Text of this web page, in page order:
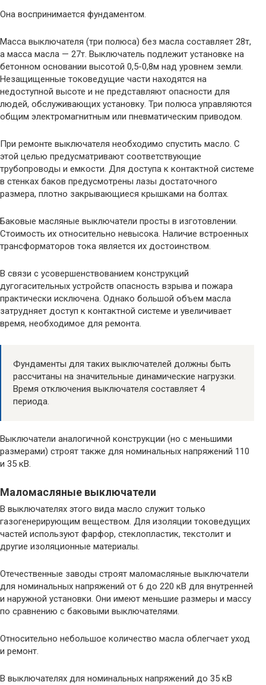
Она воспринимается фундаментом.
Масса выключателя (три полюса) без масла составляет 28т,
а масса масла — 27т. Выключатель подлежит установке на
бетонном основании высотой 0,5-0,8м над уровнем земли.
Незащищенные токоведущие части находятся на
недоступной высоте и не представляют опасности для
людей, обслуживающих установку. Три полюса управляются
общим электромагнитным или пневматическим приводом.
При ремонте выключателя необходимо спустить масло. С
этой целью предусматривают соответствующие
трубопроводы и емкости. Для доступа к контактной системе
в стенках баков предусмотрены лазы достаточного
размера, плотно закрывающиеся крышками на болтах.
Баковые масляные выключатели просты в изготовлении.
Стоимость их относительно невысока. Наличие встроенных
трансформаторов тока является их достоинством.
В связи с усовершенствованием конструкций
дугогасительных устройств опасность взрыва и пожара
практически исключена. Однако большой объем масла
затрудняет доступ к контактной системе и увеличивает
время, необходимое для ремонта.
Фундаменты для таких выключателей должны быть
рассчитаны на значительные динамические нагрузки.
Время отключения выключателя составляет 4
периода.
Выключатели аналогичной конструкции (но с меньшими
размерами) строят также для номинальных напряжений 110
и 35 кВ.
Маломасляные выключатели
В выключателях этого вида масло служит только
газогенерирующим веществом. Для изоляции токоведущих
частей используют фарфор, стеклопластик, текстолит и
другие изоляционные материалы.
Отечественные заводы строят маломасляные выключатели
для номинальных напряжений от 6 до 220 кВ для внутренней
и наружной установки. Они имеют меньшие размеры и массу
по сравнению с баковыми выключателями.
Относительно небольшое количество масла облегчает уход
и ремонт.
В выключателях для номинальных напряжений до 35 кВ